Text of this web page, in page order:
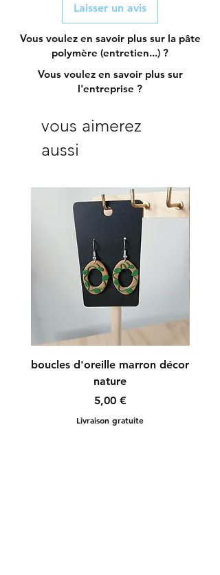
Laisser un avis
Vous voulez en savoir plus sur la pâte
polymère (entretien...) ?
Vous voulez en savoir plus sur
l'entreprise ?
vous aimerez
aussi
boucles d'oreille marron décor
nature
Prix
5,00 €
Livraison gratuite